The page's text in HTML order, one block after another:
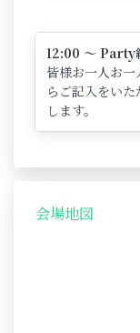
12:00 ～ Party
皆様お一人お
らご記入をい
します。
会場地図